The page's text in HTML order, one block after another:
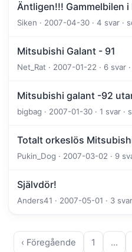
Äntligen!!! Gammelbilen i
Siken · 2007-04-30 · 4 svar ·
Mitsubishi Galant - 91
Net_Rat · 2007-01-22 · 6 svar
Mitsubishi galant -92
bigbag · 2007-01-30 · 1 svar
Totalt orkeslös
Pukin_Dog · 2007-03-02 · 9
Självdör!
Anders41 · 2007-05-01 · 3
‹ Föregående 1 …